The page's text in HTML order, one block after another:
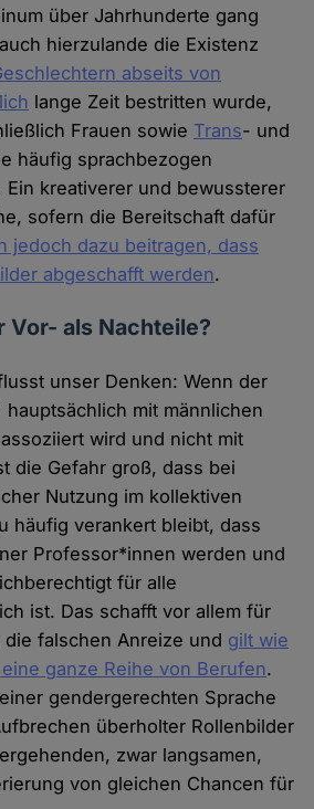
über Jahrhunderte gang
hierzulande die Existenz
abseits von
lange Zeit bestritten wurde,
Frauen sowie Trans- und
häufig sprachbezogen
Ein kreativerer und bewussterer
sofern die Bereitschaft dafür
jedoch dazu beitragen, dass
abgeschafft werden.
Vor- als Nachteile?
unser Denken: Wenn der
mit männlichen
wird und nicht mit
die Gefahr groß, dass bei
Nutzung im kollektiven
häufig verankert bleibt, dass
Professor*innen werden und
für alle
ist. Das schafft vor allem für
falschen Anreize und gilt wie
ganze Reihe von Berufen.
gendergerechten Sprache
überholter Rollenbilder
zwar langsamen,
von gleichen Chancen für